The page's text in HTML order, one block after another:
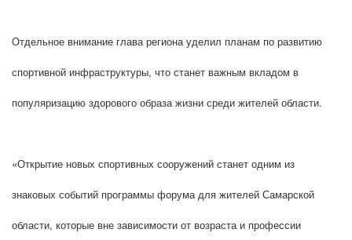
Отдельное внимание глава региона уделил планам по развитию
спортивной инфраструктуры, что станет важным вкладом в
популяризацию здорового образа жизни среди жителей области.
«Открытие новых спортивных сооружений станет одним из
знаковых событий программы форума для жителей Самарской
области, которые вне зависимости от возраста и профессии